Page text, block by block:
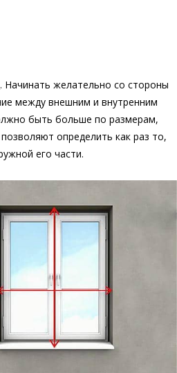
. Начинать желательно со стороны
между внешним и внутренним
быть больше по размерам,
определить как раз то,
его части.